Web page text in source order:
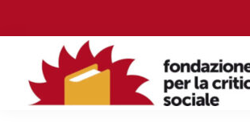
to
primary
navigation
to
content
to
primary
sidebar
to